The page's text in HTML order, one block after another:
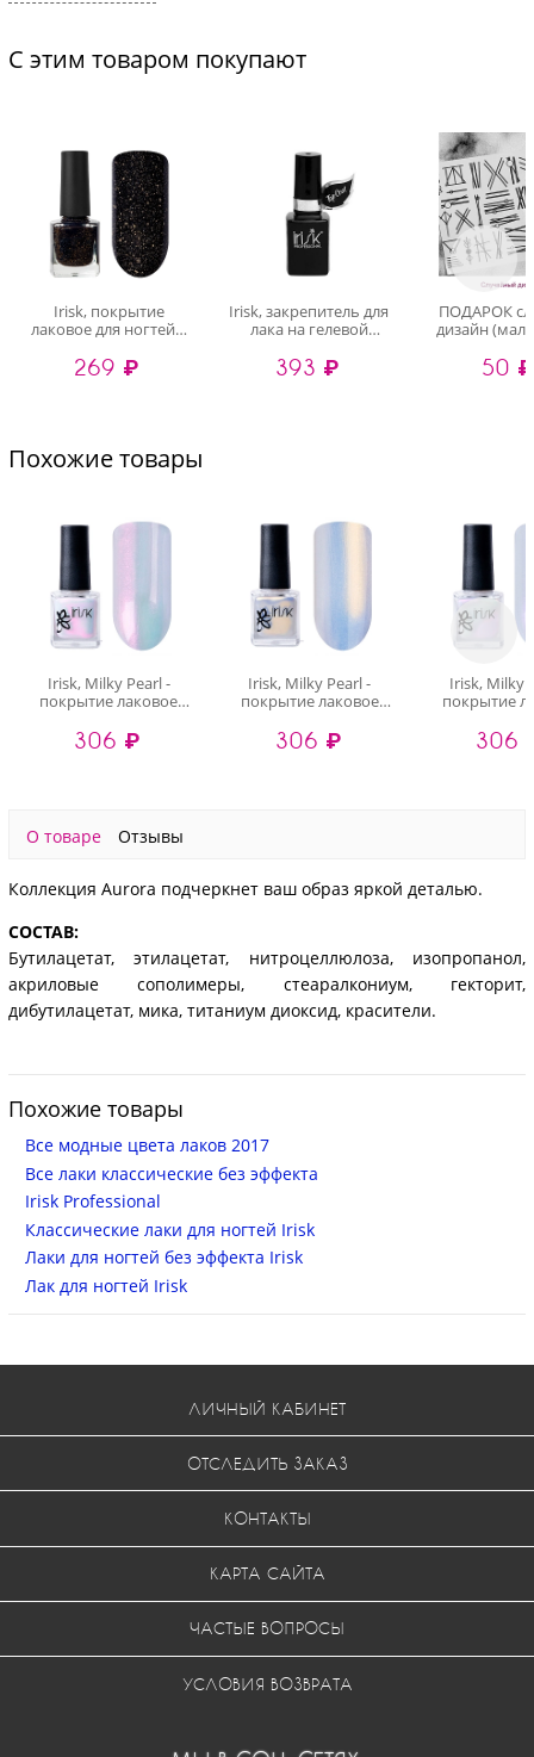
С этим товаром покупают
Irisk, покрытие
лаковое для ногтей с
№03, 8 мл
269 ₽
Irisk, закрепитель для
лака на гелевой
Eternail, 15 мл
393 ₽
ПОДАРОК
дизайн
50 ₽
Похожие товары
Irisk, Milky Pearl -
покрытие лаковое
ногтей (004), 8 мл
306 ₽
Irisk, Milky Pearl -
покрытие лаковое
ногтей (002), 8 мл
306 ₽
Irisk, Milky
покрытие
ногтей
306
О товаре Отзывы
Коллекция Aurora подчеркнет ваш образ яркой деталью.
СОСТАВ:
Бутилацетат, этилацетат, нитроцеллюлоза, изопропанол,
акриловые сополимеры, стеаралкониум, гекторит,
дибутилацетат, мика, титаниум диоксид, красители.
Похожие товары
Все модные цвета лаков 2017
Все лаки классические без эффекта
Irisk Professional
Классические лаки для ногтей Irisk
Лаки для ногтей без эффекта Irisk
Лак для ногтей Irisk
ЛИЧНЫЙ КАБИНЕТ
ОТСЛЕДИТЬ ЗАКАЗ
КОНТАКТЫ
КАРТА САЙТА
ЧАСТЫЕ ВОПРОСЫ
УСЛОВИЯ ВОЗВРАТА